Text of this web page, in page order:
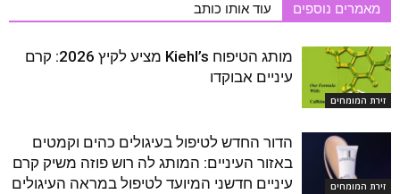
מאמרים נוספים עוד אותו כותב
זירת המומחים
מותג הטיפוח Kiehl’s מציע לקיץ 2026: קרם
עיניים אבוקדו
זירת המומחים
הדור החדש לטיפול בעיגולים כהים וקמטים
באזור העיניים: המותג לה רוש פוזה משיק קרם
עיניים חדשני המיועד לטיפול במראה העיגולים